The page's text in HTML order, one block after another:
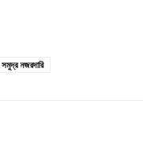
সমুদ্র নজরদারি